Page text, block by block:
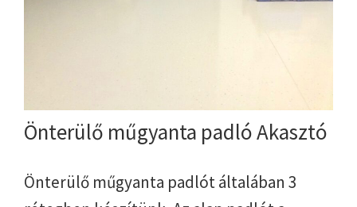
Önterülő műgyanta padló Akasztó
Önterülő műgyanta padlót általában 3